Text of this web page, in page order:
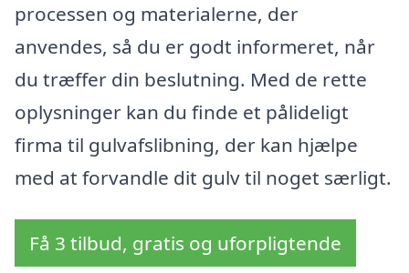
processen og materialerne, der
anvendes, så du er godt informeret, når
du træffer din beslutning. Med de rette
oplysninger kan du finde et pålideligt
firma til gulvafslibning, der kan hjælpe
med at forvandle dit gulv til noget særligt.
Få 3 tilbud, gratis og uforpligtende